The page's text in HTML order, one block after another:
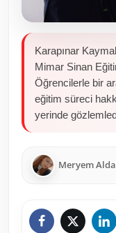
Karapınar
Mimar Sinan
Öğrencilerle bir
eğitim süreci
yerinde
Meryem